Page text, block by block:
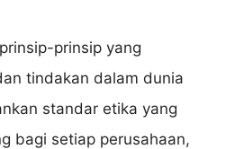
prinsip yang
tindakan dalam dunia
standar etika yang
bagi setiap perusahaan,